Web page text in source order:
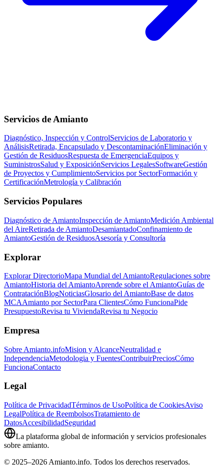
Servicios de Amianto
Diagnóstico, Inspección y ControlServicios de Laboratorio y
AnálisisRetirada, Encapsulado y DescontaminaciónEliminación y
Gestión de ResiduosRespuesta de EmergenciaEquipos y
SuministrosSalud y ExposiciónServicios LegalesSoftwareGestión
de Proyectos y CumplimientoServicios por SectorFormación y
CertificaciónMetrología y Calibración
Servicios Populares
Diagnóstico de AmiantoInspección de AmiantoMedición Ambiental
del AireRetirada de AmiantoDesamiantadoConfinamiento de
AmiantoGestión de ResiduosAsesoría y Consultoría
Explorar
Explorar DirectorioMapa Mundial del AmiantoRegulaciones sobre
AmiantoHistoria del AmiantoAprende sobre el AmiantoGuías de
ContrataciónBlogNoticiasGlosario del AmiantoBase de datos
MCAAmianto por SectorPara ClientesCómo FuncionaPide
PresupuestoRevisa tu ViviendaRevisa tu Negocio
Empresa
Sobre Amianto.infoMision y AlcanceNeutralidad e
IndependenciaMetodologia y FuentesContribuirPreciosCómo
FuncionaContacto
Legal
Política de PrivacidadTérminos de UsoPolítica de CookiesAviso
LegalPolítica de ReembolsosTratamiento de
DatosAccesibilidadSeguridad
La plataforma global de información y servicios profesionales
sobre amianto.
© 2025–2026 Amianto.info. Todos los derechos reservados.